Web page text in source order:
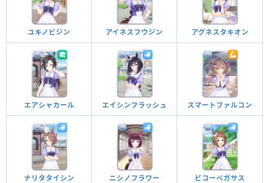
ユキノビジン アイネスフウジン アグネスタキオン
エアシャカール エイシンフラッシュ スマートファルコン
ナリタタイシン ニシノフラワー ビコーペガサス